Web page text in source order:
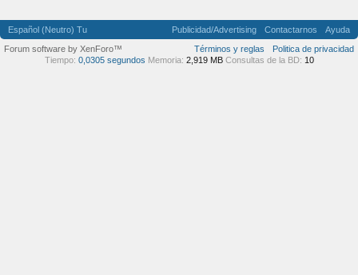
Español (Neutro) Tu Publicidad/Advertising Contactarnos
Ayuda
Términos y reglas
Politica de privacidad
Forum software by XenForo™
Tiempo: 0,0305 segundos Memoria: 2,919 MB Consultas de la BD: 10